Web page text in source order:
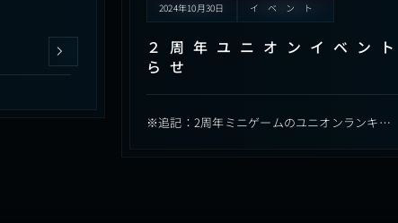
2024年10月30日 イベント
２周年ユニオンイベン
らせ
※追記：2周年ミニゲームのユニオンランキ…